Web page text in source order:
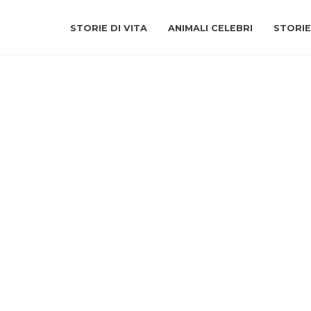
STORIE DI VITA ANIMALI CELEBRI